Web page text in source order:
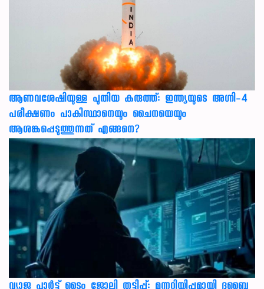
ആണവശേഷിയുള്ള പുതിയ കരുത്ത്: ഇന്ത്യയുടെ അഗ്നി-4
പരീക്ഷണം പാകിസ്ഥാനെയും ചൈനയെയും
ആശങ്കപ്പെടുത്തുന്നത് എങ്ങനെ?